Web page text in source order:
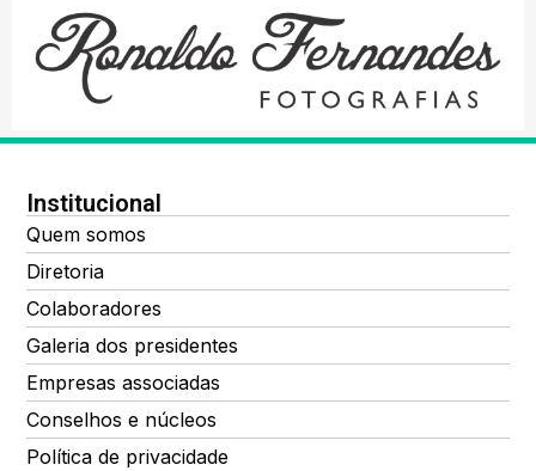
Institucional
Quem somos
Diretoria
Colaboradores
Galeria dos presidentes
Empresas associadas
Conselhos e núcleos
Política de privacidade